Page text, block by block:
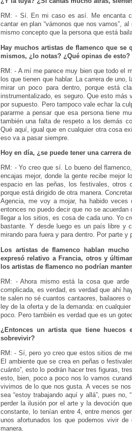
RM: - Sí. En mi caso es así. Me encanta
cantar en plan “vámonos que nos vamos”,
mismo concepto que la persona que está
Hay muchos artistas de flamenco que se
mismos, ¿lo notas? ¿Qué opinas de esto?
RM: - A mí me parece muy bien que todo el
los que tienen que hablar. La carrera de
mirar un poco para dentro, porque está
instrumentalizado, es seguro. Que esto más
por supuesto. Pero tampoco vale echar la
pararme a pensar que esa persona tiene
también una falta de respeto a los demás
Qué aquí, igual que en cualquier otra cosa
eso va a pasar siempre.
Hoy en día, ¿se puede tener una carrera
RM: - Yo creo que sí. Lo bueno del
encajas mejor, donde la gente recibe mejor
espacio en las peñas, los festivales, otros
porque está dirigido de otra manera.
Agencia, me voy a mojar, ha habido
entonces no puedo decir que no se
llegar a los sitios, es cosa de cada uno. Yo
bastante. Y desde luego es un país libre y
mirando para fuera y para dentro. Por parte
Los artistas de flamenco hablan
expresó relativo a Francia, otros y
los artistas de flamenco no podrían
RM: - Ahora mismo está la cosa que
complicada, es verdad, es verdad que ahí
te salen no sé cuantos cantaores, bailaores
ley de la oferta y de la demanda: en
poco. Pero también es verdad que es un
¿Entonces un artista que tiene huecos
sobrevivir?
RM: - Sí, pero yo creo que estos sitios de
El ambiente que se crea en peñas o
cuánto”, esto lo podrán hacer tres figuras,
esto, bien, poco a poco nos lo vamos
vivimos de lo que nos gusta. A veces se
sea “estoy trabajando aquí y allá”, pues no,
perder la ilusión por el arte y la devoción
constante, lo tenían entre 4, entre menos
unos afortunados los que podemos vivir
manera.